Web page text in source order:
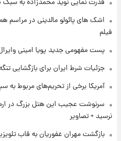
۱۲۹۰ شمسی
هسته‌ای در
قدرت نمایی نوید محمدزاده به
اشک های پائولو مالدینی در مراسم
فیلم
پست مفهومی جدید پویا امینی
جزئیات شرط ایران برای بازگشایی
آمریکا برخی از تحریم‌های مربوط به
سرنوشت عجیب این هتل بزرگ در
نرسید + تصاویر
بازگشت مهران غفوریان به قاب